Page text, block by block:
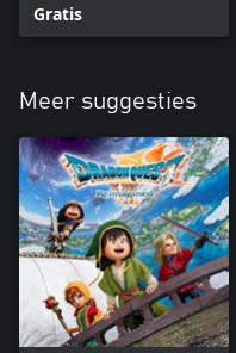
Gratis
Meer suggesties